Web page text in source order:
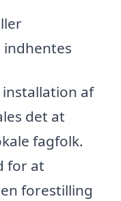
indhentes
af
det at
fagfolk.
for at
forestilling